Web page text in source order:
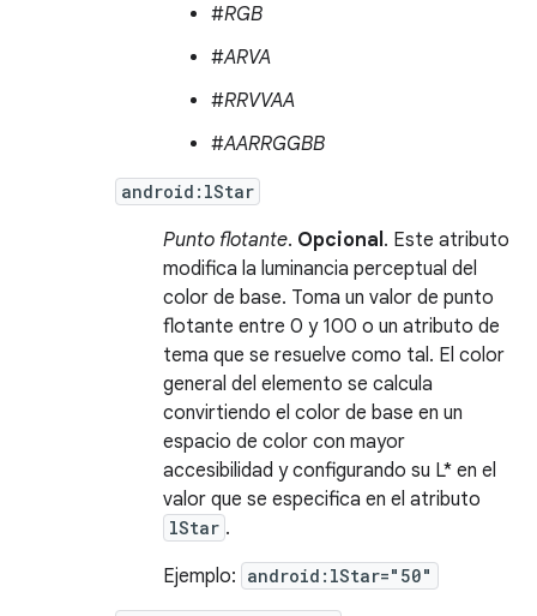
#RGB
#ARVA
#RRVVAA
#AARRGGBB
android:lStar
Punto flotante. Opcional. Este atributo
modifica la luminancia perceptual del
color de base. Toma un valor de punto
flotante entre 0 y 100 o un atributo de
tema que se resuelve como tal. El color
general del elemento se calcula
convirtiendo el color de base en un
espacio de color con mayor
accesibilidad y configurando su L* en el
valor que se especifica en el atributo
lStar .
Ejemplo: android:lStar="50"